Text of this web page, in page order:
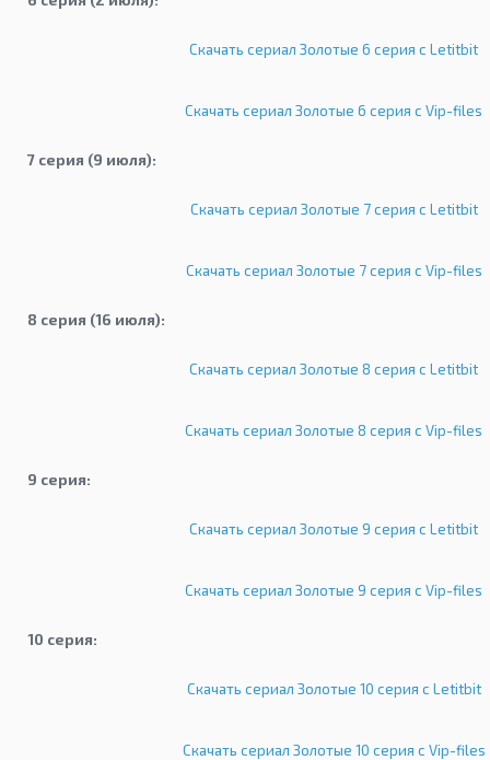
Скачать сериал Золотые 6 серия с Letitbit
Скачать сериал Золотые 6 серия с Vip-files
7 серия (9 июля):
Скачать сериал Золотые 7 серия с Letitbit
Скачать сериал Золотые 7 серия с Vip-files
8 серия (16 июля):
Скачать сериал Золотые 8 серия с Letitbit
Скачать сериал Золотые 8 серия с Vip-files
9 серия:
Скачать сериал Золотые 9 серия с Letitbit
Скачать сериал Золотые 9 серия с Vip-files
10 серия:
Скачать сериал Золотые 10 серия с Letitbit
Скачать сериал Золотые 10 серия с Vip-files